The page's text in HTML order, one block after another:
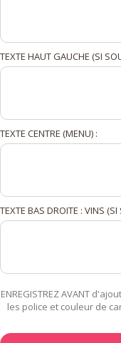
TEXTE HAUT GAUCHE (SI
TEXTE CENTRE (MENU) :
TEXTE BAS DROITE : VINS (SI
ENREGISTREZ AVANT
les police et couleur de